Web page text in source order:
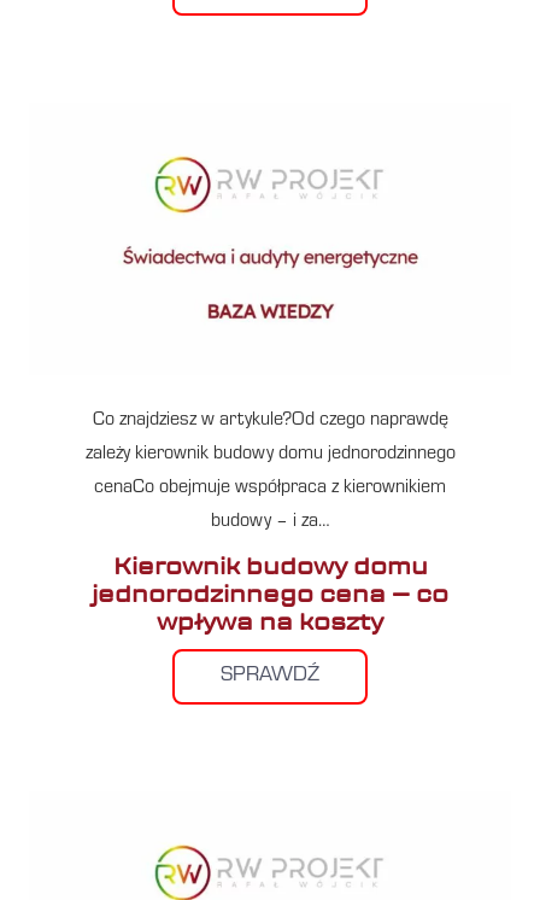
Co znajdziesz w artykule?Od czego naprawdę
zależy kierownik budowy domu jednorodzinnego
cenaCo obejmuje współpraca z kierownikiem
budowy – i za…
Kierownik budowy domu
jednorodzinnego cena – co
wpływa na koszty
SPRAWDŹ